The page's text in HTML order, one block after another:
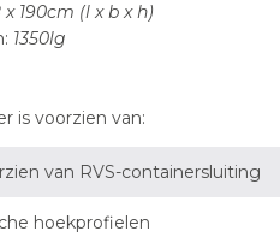
x 190cm (l x b x h)
1350lg
is voorzien van:
van RVS-containersluiting
hoekprofielen